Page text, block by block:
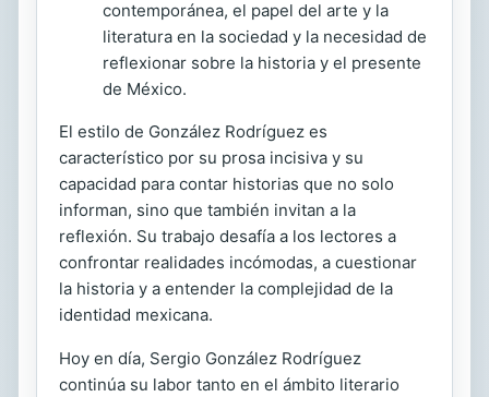
contemporánea, el papel del arte y la
literatura en la sociedad y la necesidad de
reflexionar sobre la historia y el presente
de México.
El estilo de González Rodríguez es
característico por su prosa incisiva y su
capacidad para contar historias que no solo
informan, sino que también invitan a la
reflexión. Su trabajo desafía a los lectores a
confrontar realidades incómodas, a cuestionar
la historia y a entender la complejidad de la
identidad mexicana.
Hoy en día, Sergio González Rodríguez
continúa su labor tanto en el ámbito literario